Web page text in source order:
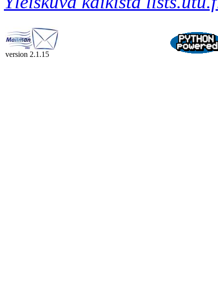
version 2.1.15